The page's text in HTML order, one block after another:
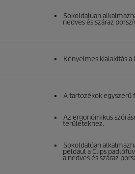
Sokoldalúan
nedves és száraz
Kényelmes kialakítás a
A tartozékok egyszerű
Az ergonómikus
területekhez.
Sokoldalúan
például a Clips
a nedves és száraz